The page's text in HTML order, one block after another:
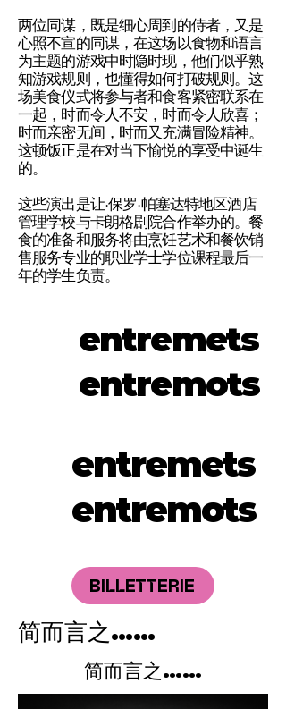
两位同谋，既是细心周到的侍者，又是
心照不宣的同谋，在这场以食物和语言
为主题的游戏中时隐时现，他们似乎熟
知游戏规则，也懂得如何打破规则。这
场美食仪式将参与者和食客紧密联系在
一起，时而令人不安，时而令人欣喜；
时而亲密无间，时而又充满冒险精神。
这顿饭正是在对当下愉悦的享受中诞生
的。
这些演出是让·保罗·帕塞达特地区酒店
管理学校与卡朗格剧院合作举办的。餐
食的准备和服务将由烹饪艺术和餐饮销
售服务专业的职业学士学位课程最后一
年的学生负责。
entremets
entremots
entremets
entremots
BILLETTERIE
简而言之……
简而言之……